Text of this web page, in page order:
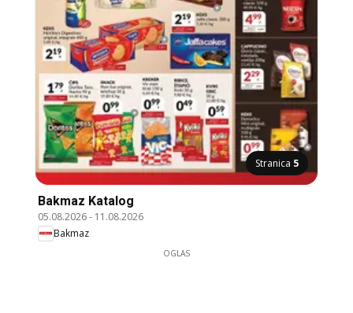
Stranica 5
Bakmaz Katalog
05.08.2026- 11.08.2026
Bakmaz
OGLAS